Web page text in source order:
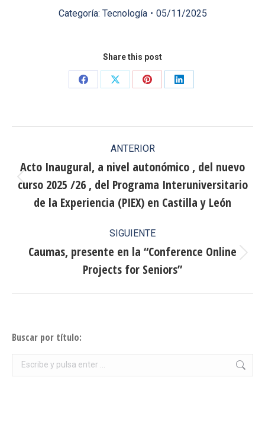
Categoría: Tecnología 05/11/2025
Share this post
Share
Share
Share
Share
entre
publicaciones
ANTERIOR
Publicación
anterior:
Acto Inaugural, a nivel autonómico , del nuevo
curso 2025 /26 , del Programa Interuniversitario
de la Experiencia (PIEX) en Castilla y León
SIGUIENTE
Publicación
siguiente:
Caumas, presente en la “Conference Online
Projects for Seniors”
Buscar por título:
Buscar: